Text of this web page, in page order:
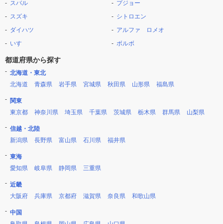
スバル
スズキ
ダイハツ
いすゞ
プジョー
シトロエン
アルファ ロメオ
ボルボ
都道府県から探す
北海道・東北
北海道
青森県 岩手県 宮城県 秋田県 山形県 福島県
関東
東京都
神奈川県 埼玉県 千葉県 茨城県 栃木県 群馬県 山梨県
信越・北陸
新潟県
長野県 富山県 石川県 福井県
東海
愛知県
岐阜県 静岡県 三重県
近畿
大阪府
兵庫県 京都府 滋賀県 奈良県 和歌山県
中国